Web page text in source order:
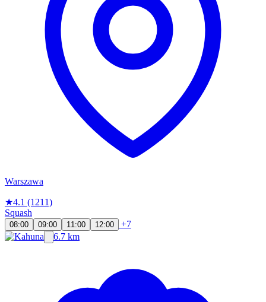
Warszawa
★4.1 (1211)
Squash
08:00 09:00 11:00 12:00
+7
6.7 km